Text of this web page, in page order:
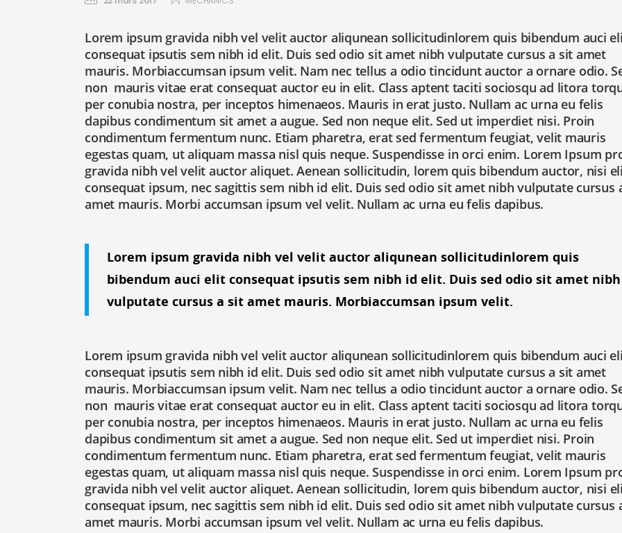
Lorem ipsum gravida nibh vel velit auctor aliqunean sollicitudinlorem quis bibendum auci
consequat ipsutis sem nibh id elit. Duis sed odio sit amet nibh vulputate cursus a sit amet
mauris. Morbiaccumsan ipsum velit. Nam nec tellus a odio tincidunt auctor a ornare odio.
non mauris vitae erat consequat auctor eu in elit. Class aptent taciti sociosqu ad litora
per conubia nostra, per inceptos himenaeos. Mauris in erat justo. Nullam ac urna eu felis
dapibus condimentum sit amet a augue. Sed non neque elit. Sed ut imperdiet nisi. Proin
condimentum fermentum nunc. Etiam pharetra, erat sed fermentum feugiat, velit mauris
egestas quam, ut aliquam massa nisl quis neque. Suspendisse in orci enim. Lorem Ipsum
gravida nibh vel velit auctor aliquet. Aenean sollicitudin, lorem quis bibendum auctor, nisi
consequat ipsum, nec sagittis sem nibh id elit. Duis sed odio sit amet nibh vulputate cursus
amet mauris. Morbi accumsan ipsum vel velit. Nullam ac urna eu felis dapibus.
Lorem ipsum gravida nibh vel velit auctor aliqunean sollicitudinlorem quis
bibendum auci elit consequat ipsutis sem nibh id elit. Duis sed odio sit amet nibh
vulputate cursus a sit amet mauris. Morbiaccumsan ipsum velit.
Lorem ipsum gravida nibh vel velit auctor aliqunean sollicitudinlorem quis bibendum auci
consequat ipsutis sem nibh id elit. Duis sed odio sit amet nibh vulputate cursus a sit amet
mauris. Morbiaccumsan ipsum velit. Nam nec tellus a odio tincidunt auctor a ornare odio.
non mauris vitae erat consequat auctor eu in elit. Class aptent taciti sociosqu ad litora
per conubia nostra, per inceptos himenaeos. Mauris in erat justo. Nullam ac urna eu felis
dapibus condimentum sit amet a augue. Sed non neque elit. Sed ut imperdiet nisi. Proin
condimentum fermentum nunc. Etiam pharetra, erat sed fermentum feugiat, velit mauris
egestas quam, ut aliquam massa nisl quis neque. Suspendisse in orci enim. Lorem Ipsum
gravida nibh vel velit auctor aliquet. Aenean sollicitudin, lorem quis bibendum auctor, nisi
consequat ipsum, nec sagittis sem nibh id elit. Duis sed odio sit amet nibh vulputate cursus
amet mauris. Morbi accumsan ipsum vel velit. Nullam ac urna eu felis dapibus.